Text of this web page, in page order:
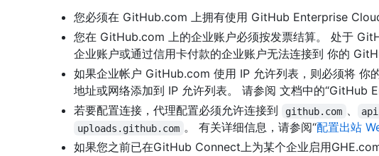
您必须在 GitHub.com 上拥有使用 GitHub Enterprise Cloud
您在 GitHub.com 上的企业账户必须按发票结算。 处于
企业账户或通过信用卡付款的企业账户无法连接到 你的
如果企业帐户 GitHub.com 使用 IP 允许列表，则必须将
地址或网络添加到 IP 允许列表。 请参阅 文档中的“GitHub
若要配置连接，代理配置必须允许连接到
github.com 、
uploads.github.com 。 有关详细信息，请参阅“配置出站
如果您之前已在GitHub Connect上为某个企业启用